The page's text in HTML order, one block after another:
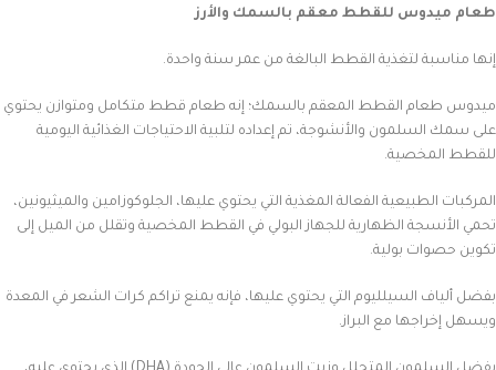
طعام ميدوس للقطط معقم بالسمك والأرز
إنها مناسبة لتغذية القطط البالغة من عمر سنة واحدة.
ميدوس طعام القطط المعقم بالسمك؛ إنه طعام قطط متكامل ومتوازن يحتوي
على سمك السلمون والأنشوجة، تم إعداده لتلبية الاحتياجات الغذائية اليومية
للقطط المخصية.
المركبات الطبيعية الفعالة المغذية التي يحتوي عليها، الجلوكوزامين والميثيونين،
تحمي الأنسجة الظهارية للجهاز البولي في القطط المخصية وتقلل من الميل إلى
تكوين حصوات بولية.
بفضل ألياف السيلليوم التي يحتوي عليها، فإنه يمنع تراكم كرات الشعر في المعدة
ويسهل إخراجها مع البراز.